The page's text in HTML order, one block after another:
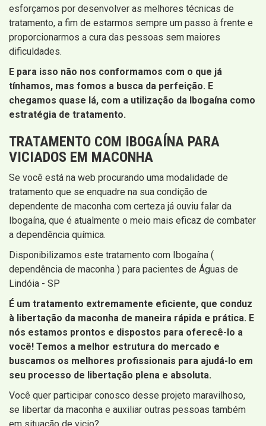
esforçamos por desenvolver as melhores técnicas de
tratamento, a fim de estarmos sempre um passo à frente e
proporcionarmos a cura das pessoas sem maiores
dificuldades.
E para isso não nos conformamos com o que já
tínhamos, mas fomos a busca da perfeição. E
chegamos quase lá, com a utilização da Ibogaína como
estratégia de tratamento.
TRATAMENTO COM IBOGAÍNA PARA
VICIADOS EM MACONHA
Se você está na web procurando uma modalidade de
tratamento que se enquadre na sua condição de
dependente de maconha com certeza já ouviu falar da
Ibogaína, que é atualmente o meio mais eficaz de combater
a dependência química.
Disponibilizamos este tratamento com Ibogaína (
dependência de maconha ) para pacientes de Águas de
Lindóia - SP
É um tratamento extremamente eficiente, que conduz
à libertação da maconha de maneira rápida e prática. E
nós estamos prontos e dispostos para oferecê-lo a
você! Temos a melhor estrutura do mercado e
buscamos os melhores profissionais para ajudá-lo em
seu processo de libertação plena e absoluta.
Você quer participar conosco desse projeto maravilhoso,
se libertar da maconha e auxiliar outras pessoas também